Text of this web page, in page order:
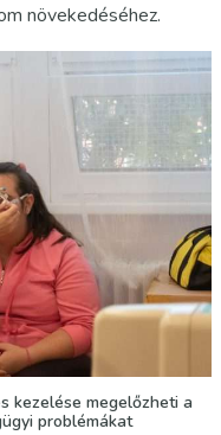
növekedéséhez.
kezelése megelőzheti a
problémákat